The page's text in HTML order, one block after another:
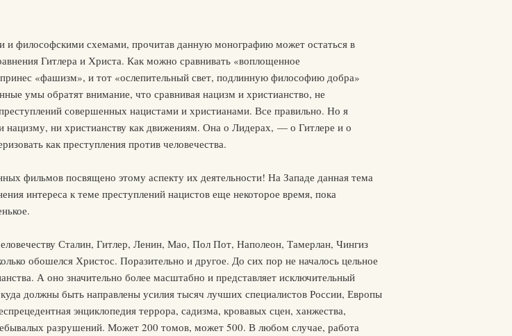
философскими схемами, прочитав данную монографию может остаться в
Гитлера и Христа. Как можно сравнивать «воплощенное
принес «фашизм», и тот «ослепительный свет, подлинную философию добра»
умы обратят внимание, что сравнивая нацизм и христианство, не
совершенных нацистами и христианами. Все правильно. Но я
нацизму, ни христианству как движениям. Она о Лидерах, — о Гитлере и о
как преступления против человечества.
фильмов посвящено этому аспекту их деятельности! На Западе данная тема
интереса к теме преступлений нацистов еще некоторое время, пока
Сталин, Гитлер, Ленин, Мао, Пол Пот, Наполеон, Тамерлан, Чингиз
обошелся Христос. Поразительно и другое. До сих пор не началось цельное
А оно значительно более масштабно и представляет исключительный
должны быть направлены усилия тысяч лучших специалистов России, Европы
энциклопедия террора, садизма, кровавых сцен, ханжества,
разрушений. Может 200 томов, может 500. В любом случае, работа